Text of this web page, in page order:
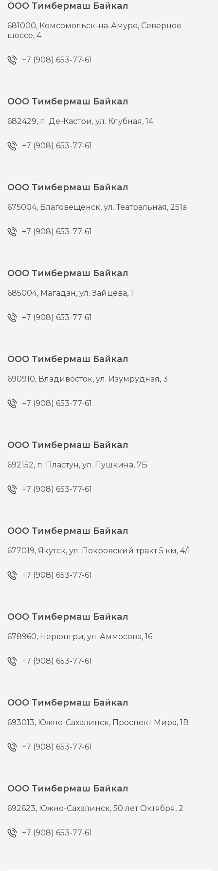
ООО Тимбермаш Байкал
681000, Комсомольск-на-Амуре, Северное
шоссе, 4
+7 (908) 653-77-61
ООО Тимбермаш Байкал
682429, п. Де-Кастри,ул. Клубная, 14
+7 (908) 653-77-61
ООО Тимбермаш Байкал
675004, Благовещенск,ул. Театральная, 251а
+7 (908) 653-77-61
ООО Тимбермаш Байкал
685004, Магадан,ул. Зайцева, 1
+7 (908) 653-77-61
ООО Тимбермаш Байкал
690910, Владивосток,ул. Изумрудная, 3
+7 (908) 653-77-61
ООО Тимбермаш Байкал
692152, п. Пластун,ул. Пушкина, 7Б
+7 (908) 653-77-61
ООО Тимбермаш Байкал
677019, Якутск,ул. Покровский тракт 5 км, 4/1
+7 (908) 653-77-61
ООО Тимбермаш Байкал
678960, Нерюнгри,ул. Аммосова, 16
+7 (908) 653-77-61
ООО Тимбермаш Байкал
693013, Южно-Сахалинск, Проспект Мира, 1В
+7 (908) 653-77-61
ООО Тимбермаш Байкал
692623, Южно-Сахалинск,50 лет Октября, 2
+7 (908) 653-77-61